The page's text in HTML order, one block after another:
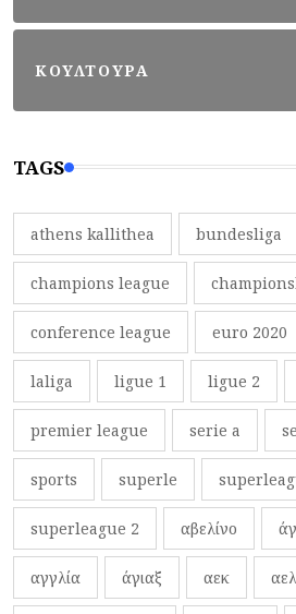
ΚΟΥΛΤΟΥΡΑ
TAGS
athens kallithea bundesliga
champions league
conference league euro 2020
laliga ligue 1 ligue 2
premier league serie a
sports superle
superleague 2 αβελίνο
αγγλία άγιαξ αεκ αελ